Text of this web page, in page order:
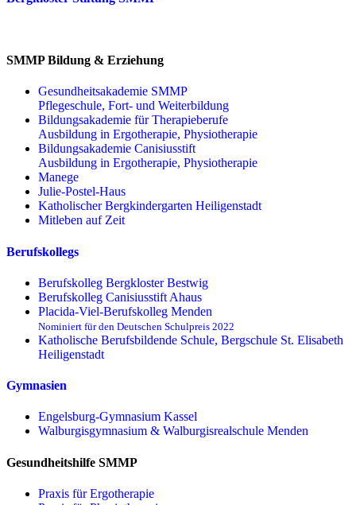
SMMP Bildung & Erziehung
Gesundheitsakademie SMMP
Pflegeschule, Fort- und Weiterbildung
Bildungsakademie für Therapieberufe
Ausbildung in Ergotherapie, Physiotherapie
Bildungsakademie Canisiusstift
Ausbildung in Ergotherapie, Physiotherapie
Manege
Julie-Postel-Haus
Katholischer Bergkindergarten Heiligenstadt
Mitleben auf Zeit
Berufskollegs
Berufskolleg Bergkloster Bestwig
Berufskolleg Canisiusstift Ahaus
Placida-Viel-Berufskolleg Menden
Nominiert für den Deutschen Schulpreis 2022
Katholische Berufsbildende Schule, Bergschule St. Elisabeth
Heiligenstadt
Gymnasien
Engelsburg-Gymnasium Kassel
Walburgisgymnasium & Walburgisrealschule Menden
Gesundheitshilfe SMMP
Praxis für Ergo­therapie